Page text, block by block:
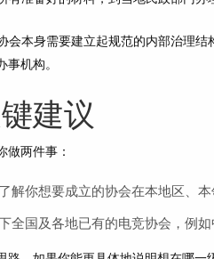
会本身需要建立起规范的内部治理
机构。
建议
做两件事：
解你想要成立的协会在本地区、
全国及各地已有的电竞协会，例如